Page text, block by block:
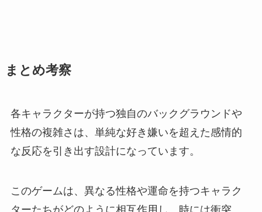
まとめ考察
各キャラクターが持つ独自のバックグラウンドや
性格の複雑さは、単純な好き嫌いを超えた感情的
な反応を引き出す設計になっています。
このゲームは、異なる性格や運命を持つキャラク
ターたちがどのように相互作用し、時には衝突